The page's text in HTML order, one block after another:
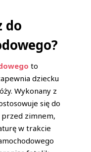
do
to
dziecku
Wykonany z
się do
przed zimnem,
w trakcie